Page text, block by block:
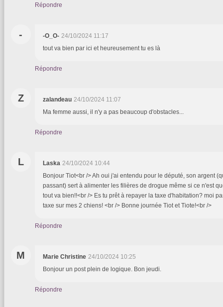
Répondre
- -O_O- 24/10/2024 11:17
tout va bien par ici et heureusement tu es là
Répondre
Z zalandeau 24/10/2024 11:07
Ma femme aussi, il n'y a pas beaucoup d'obstacles...
Répondre
L Laska 24/10/2024 10:44
Bonjour Tiot<br /> Ah oui j'ai entendu pour le député, son argent
passant) sert à alimenter les filières de drogue même si ce n'est
tout va bien!!<br /> Es tu prêt à repayer la taxe d'habitation? moi
taxe sur mes 2 chiens! <br /> Bonne journée Tiot et
Répondre
M Marie Christine 24/10/2024 10:25
Bonjour un post plein de logique. Bon jeudi.
Répondre